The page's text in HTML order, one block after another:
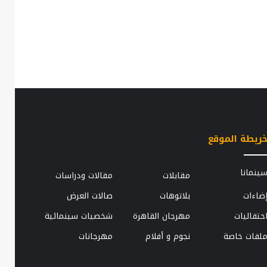
حزينة
من
خريطة الموقع
سينمانا مقابلات
مقالات ودراسات
إضاءات
بلاتوهات
صالات العرض
احتفاليات
مهرجان القاهرة
شخصيات سينمائية
ملفات خاصة
نجوم و أفلام مهرجانات